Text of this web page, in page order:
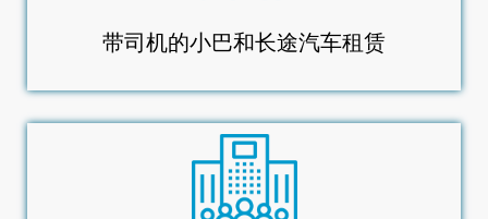
带司机的小巴和长途汽车租赁